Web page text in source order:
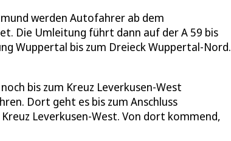
werden Autofahrer ab dem
Die Umleitung führt dann auf der A 59 bis
Wuppertal bis zum Dreieck Wuppertal-Nord.
bis zum Kreuz Leverkusen-West
Dort geht es bis zum Anschluss
Leverkusen-West. Von dort kommend,